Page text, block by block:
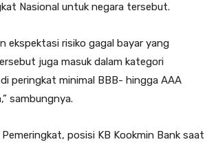
Nasional untuk negara tersebut.
ekspektasi risiko gagal bayar yang
juga masuk dalam kategori
peringkat minimal BBB- hingga AAA
sambungnya.
posisi KB Kookmin Bank saat